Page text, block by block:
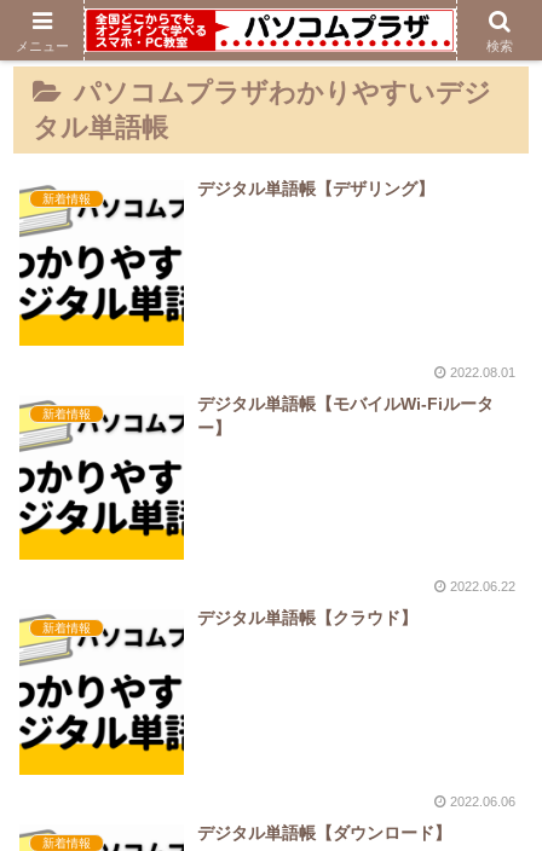
パソコムプラザわかりやすいデジ
タル単語帳
新着情報
デジタル単語帳【デザリング】
2022.08.01
新着情報
デジタル単語帳【モバイルWi-Fiルータ
ー】
2022.06.22
新着情報
デジタル単語帳【クラウド】
2022.06.06
新着情報
デジタル単語帳【ダウンロード】
メニュー 検索